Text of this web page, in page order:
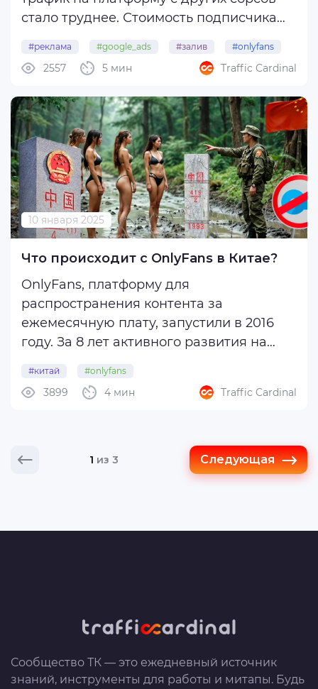
стало труднее. Стоимость подписчика
приходится перестраивать воронки под
новые источники.
Сегодня рассказываем о том, как с
Google Ads переливают ...
#реклама #google_ads #залив #onlyfans
5 мин
2557 Traffic Cardinal
10 января 2025
Что происходит с OnlyFans в Китае?
OnlyFans, платформу для
распространения контента за
ежемесячную плату, запустили в 2016
году. За 8 лет активного развития на
пользователей, он доступен на 14
языках, а сотрудников в компании
В новой статье вместе с приглашенным
#китай #onlyfans
4 мин
3899 Traffic Cardinal
1 из 3 Следующая
Сообщество ТК — это ежедневный источник
знаний, инструменты для работы и митапы. Будь